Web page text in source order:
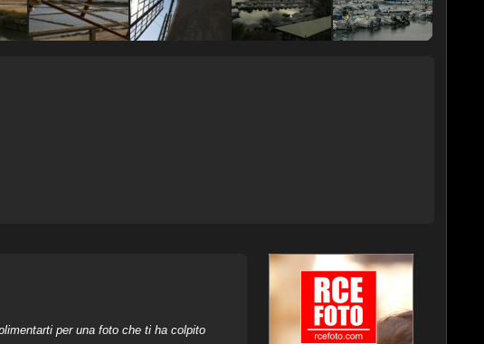
per una foto che ti ha colpito